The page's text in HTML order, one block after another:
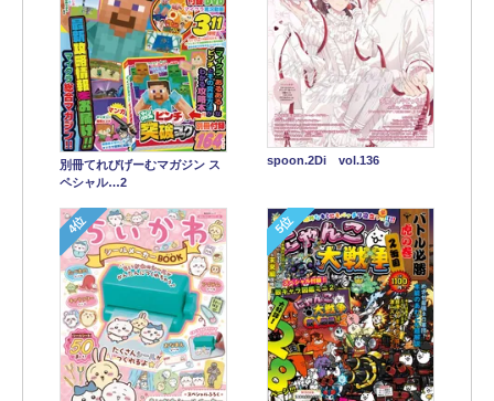
別冊てれびげーむマガジン ス
ペシャル…2
spoon.2Di vol.136
4位 5位